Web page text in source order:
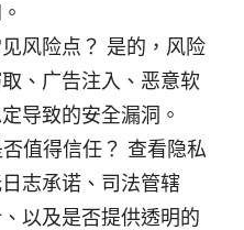
风险点？ 是的，风险
、广告注入、恶意软
导致的安全漏洞。
值得信任？ 查看隐私
志承诺、司法管辖
以及是否提供透明的